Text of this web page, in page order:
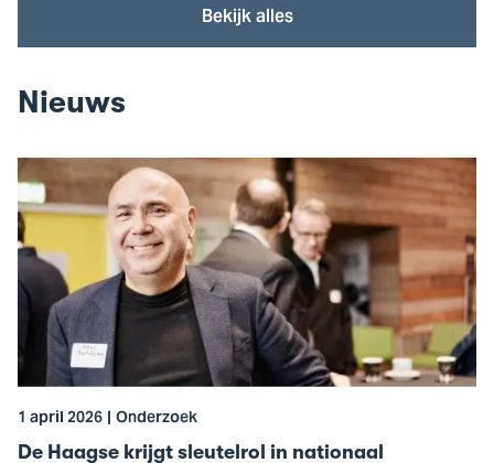
Bekijk alles
Nieuws
Ga
naar
De
Haagse
krijgt
sleutelrol
nationaal
cybersecurityprogramma
1 april 2026 Onderzoek
De Haagse krijgt sleutelrol in nationaal